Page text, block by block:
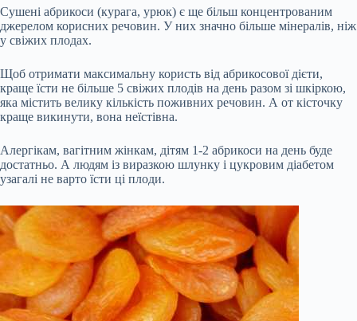
Сушені абрикоси (курага, урюк) є ще більш концентрованим
джерелом корисних речовин. У них значно більше мінералів, ніж
у свіжих плодах.
Щоб отримати максимальну користь від абрикосової дієти,
краще їсти не більше 5 свіжих плодів на день разом зі шкіркою,
яка містить велику кількість поживних речовин. А от кісточку
краще викинути, вона неїстівна.
Алергікам, вагітним жінкам, дітям 1-2 абрикоси на день буде
достатньо. А людям із виразкою шлунку і цукровим діабетом
узагалі не варто їсти ці плоди.